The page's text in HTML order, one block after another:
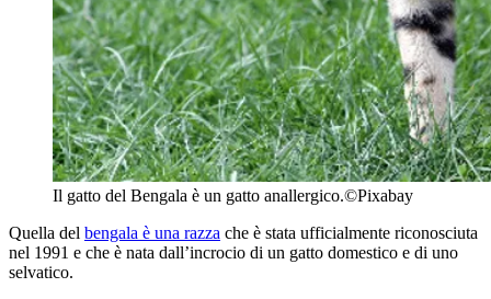
Il gatto del Bengala è un gatto anallergico.©Pixabay
Quella del bengala è una razza che è stata ufficialmente riconosciuta
nel 1991 e che è nata dall’incrocio di un gatto domestico e di uno
selvatico.